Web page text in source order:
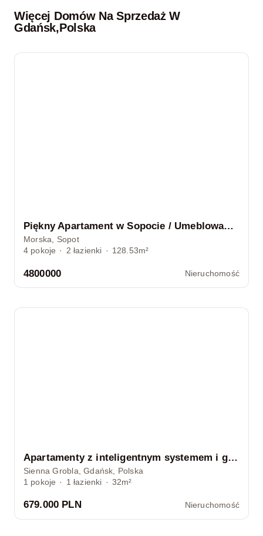
Więcej Domów Na Sprzedaż W
Gdańsk,Polska
Piękny Apartament w Sopocie / Umeblowany / GARAŻ
Morska, Sopot
4 pokoje · 2 łazienki · 128.53m²
4800000 Nieruchomość
Apartamenty z inteligentnym systemem i garażem
Sienna Grobla, Gdańsk, Polska
1 pokoje · 1 łazienki · 32m²
679.000 PLN Nieruchomość